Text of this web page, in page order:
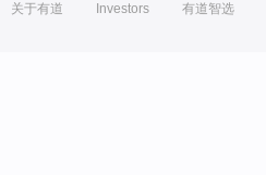
关于有道 Investors 有道智选